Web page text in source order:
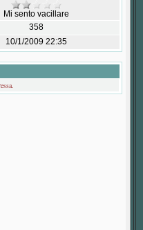
Mi sento vacillare
358
10/1/2009 22:35